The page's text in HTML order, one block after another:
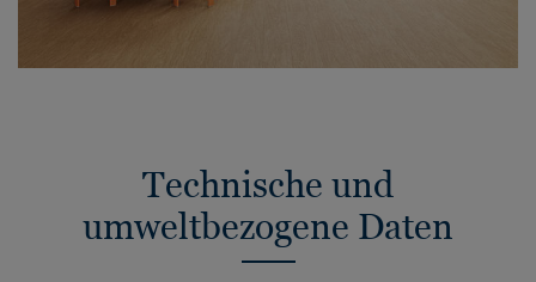
Technische und
umweltbezogene Daten